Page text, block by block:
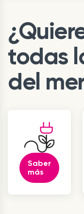
todas
del
Saber
más